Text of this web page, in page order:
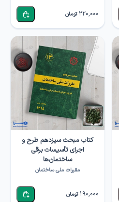
220,000 تومان
کتاب مبحث سیزدهم طرح و
اجرای تأسیسات برقی
ساختمان‌ها
مقررات ملی ساختمان
190,000 تومان